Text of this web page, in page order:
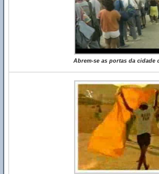
Abrem-se as portas da cidade